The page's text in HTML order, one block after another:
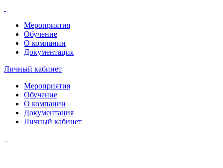
Мероприятия
Обучение
О компании
Документация
Личный кабинет
Мероприятия
Обучение
О компании
Документация
Личный кабинет